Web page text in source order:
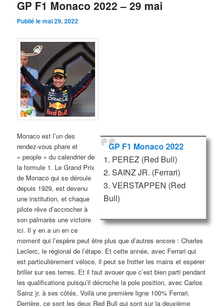
GP F1 Monaco 2022 – 29 mai
Publié lemai 29, 2022
GP F1 Monaco 2022
1. PEREZ (Red Bull)
2. SAINZ JR. (Ferrari)
3. VERSTAPPEN (Red
Bull)
Monaco est l’un des
rendez-vous phare et
« people » du calendrier de
la formule 1. Le Grand Prix
de Monaco qui se déroule
depuis 1929, est devenu
une institution, et chaque
pilote rêve d’accrocher à
son palmarès une victoire
ici. Il y en a un en ce
moment qui l’espère peut être plus que d’autres encore : Charles
Leclerc, le régional de l’étape. Et cette année, avec Ferrari qui
est particulièrement véloce, il peut se frotter les mains et espérer
briller sur ses terres. Et il faut avouer que c’est bien parti pendant
les qualifications puisqu’il décroche la pole position, avec Carlos
Sainz jr. à ses côtés. Voilà une première ligne 100% Ferrari.
Derrière, ce sont les deux Red Bull qui sont sur la deuxième